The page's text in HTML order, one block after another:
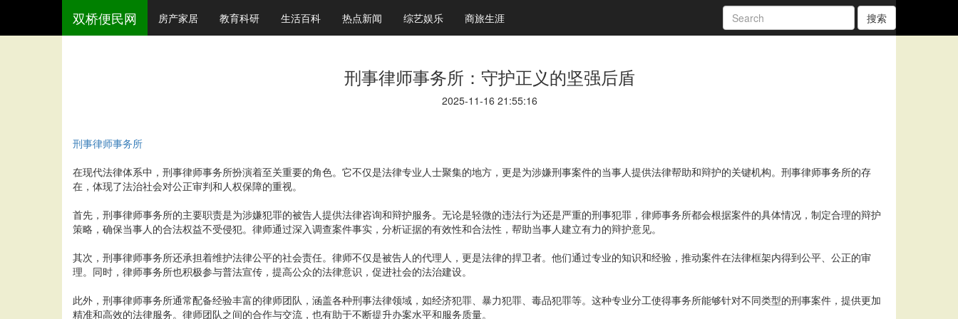
双桥便民网 房产家居 教育科研 生活百科 热点新闻 综艺娱乐 商旅生涯 搜索
刑事律师事务所：守护正义的坚强后盾
2025-11-16 21:55:16
刑事律师事务所
在现代法律体系中，刑事律师事务所扮演着至关重要的角色。它不仅是法律专业人士聚集的地方，更是为涉嫌刑事案件的当事人提供法律帮助和辩护的关键机构。刑事律师事务所的存
在，体现了法治社会对公正审判和人权保障的重视。
首先，刑事律师事务所的主要职责是为涉嫌犯罪的被告人提供法律咨询和辩护服务。无论是轻微的违法行为还是严重的刑事犯罪，律师事务所都会根据案件的具体情况，制定合理的辩护
策略，确保当事人的合法权益不受侵犯。律师通过深入调查案件事实，分析证据的有效性和合法性，帮助当事人建立有力的辩护意见。
其次，刑事律师事务所还承担着维护法律公平的社会责任。律师不仅是被告人的代理人，更是法律的捍卫者。他们通过专业的知识和经验，推动案件在法律框架内得到公平、公正的审
理。同时，律师事务所也积极参与普法宣传，提高公众的法律意识，促进社会的法治建设。
此外，刑事律师事务所通常配备经验丰富的律师团队，涵盖各种刑事法律领域，如经济犯罪、暴力犯罪、毒品犯罪等。这种专业分工使得事务所能够针对不同类型的刑事案件，提供更加
精准和高效的法律服务。律师团队之间的合作与交流，也有助于不断提升办案水平和服务质量。